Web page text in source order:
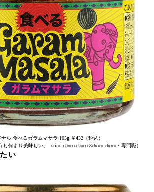
ル 食べるガラムマサラ 105g ￥432（税込）
し何より美味しい」（tirol-choco-choco.3choco-choco・専門職）
い